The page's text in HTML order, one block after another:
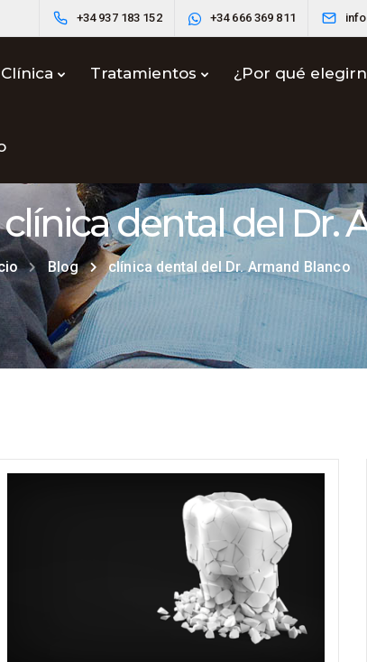
+34 937 183 152 +34 666 369 811
Clínica Tratamientos ¿Por qué
dental del Dr.
Blog clínica dental del Dr. Armand Blanco